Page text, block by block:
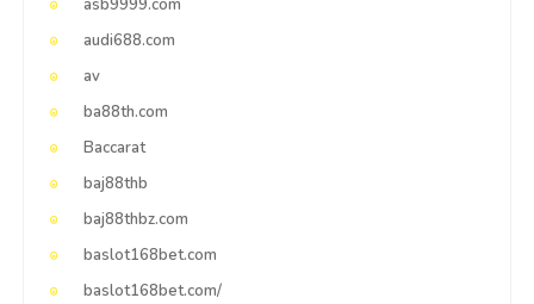
asb9999.com
audi688.com
av
ba88th.com
Baccarat
baj88thb
baj88thbz.com
baslot168bet.com
baslot168bet.com/